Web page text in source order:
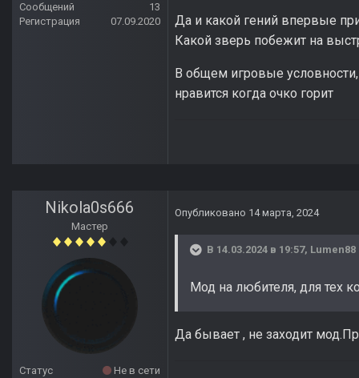
Сообщений
13
Регистрация
07.09.2020
Да и какой гений впервые
Какой зверь побежит на
В общем игровые
нравится когда очко горит
Nikola0s666
Мастер
Статус
Не в сети
Опубликовано 14 марта, 2024
В 14.03.2024 в 19:57, Lumen88
Мод на любителя, для тех
Да бывает , не заходит